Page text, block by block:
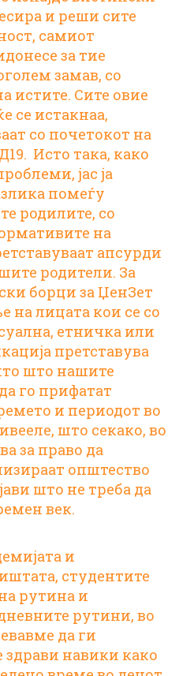
и реши сите
самиот
за тие
замав, со
истите. Сите овие
се истакнаа,
со почетокот на
Исто така, како
јас ја
помеѓу
родилите, со
на
апсурди
родители. За
борци за ЏенЗет
на лицата кои се со
етничка или
претставува
што нашите
го прифатат
и периодот во
што секако, во
за право да
општество
што не треба да
век.
и
студентите
рутина и
рутини, во
да ги
навики како